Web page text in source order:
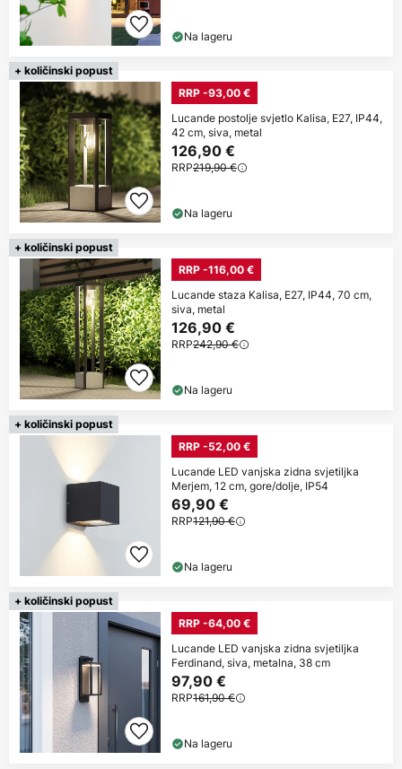
Na lageru
+ količinski popust
RRP -93,00 €
Lucande postolje svjetlo Kalisa, E27, IP44,
42 cm, siva, metal
126,90 €
RRP219,90 €
Na lageru
+ količinski popust
RRP -116,00 €
Lucande staza Kalisa, E27, IP44, 70 cm,
siva, metal
126,90 €
RRP242,90 €
Na lageru
+ količinski popust
RRP -52,00 €
Lucande LED vanjska zidna svjetiljka
Merjem, 12 cm, gore/dolje, IP54
69,90 €
RRP121,90 €
Na lageru
+ količinski popust
RRP -64,00 €
Lucande LED vanjska zidna svjetiljka
Ferdinand, siva, metalna, 38 cm
97,90 €
RRP161,90 €
Na lageru